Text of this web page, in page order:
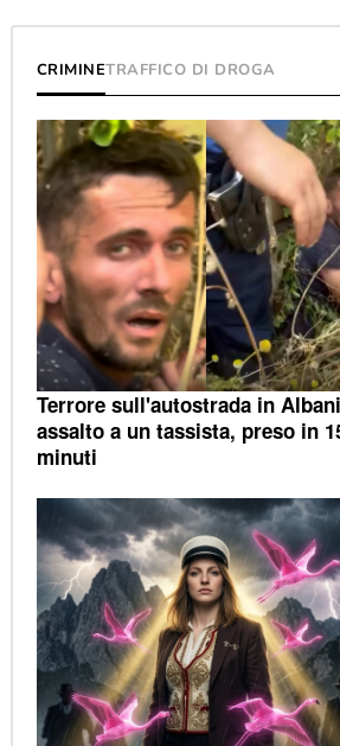
CRIMINETRAFFICO DI DROGA
Terrore sull'autostrada in
assalto a un tassista, preso in
minuti